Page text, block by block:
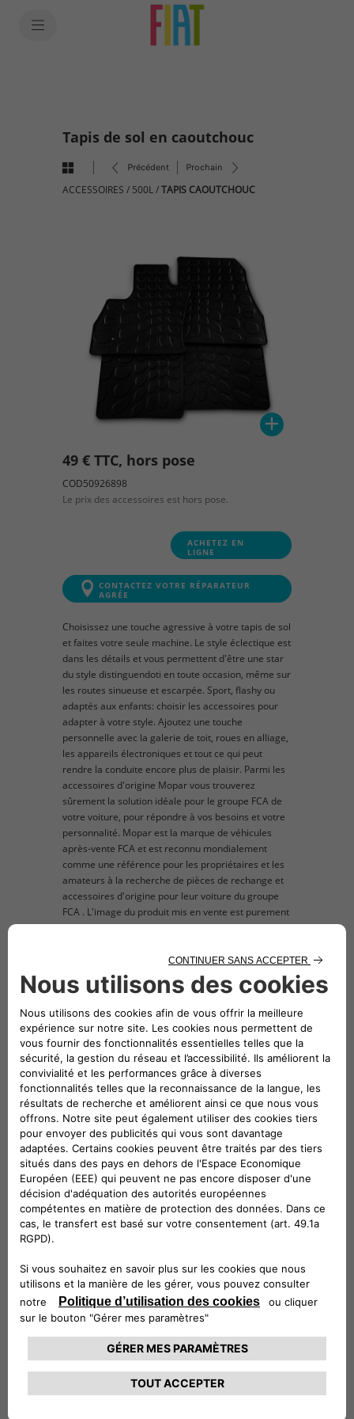
Tapis de sol en caoutchouc
Précédent Prochain
ACCESSOIRES / 500L/TAPIS CAOUTCHOUC
49 € TTC, hors pose
COD50926898
Le prix des accessoires est hors pose.
ACHETEZ EN
LIGNE
CONTACTEZ VOTRE RÉPARATEUR
AGRÉE
Choisissez une touche agressive à votre tapis de sol
et faites votre seule machine. Le style éclectique est
dans les détails et vous permettent d'être une star
du style distinguendoti en toute occasion, même sur
les routes sinueuse et escarpée. Sport, flashy ou
adaptés aux enfants: choisir les accessoires pour
adapter à votre style. Ajoutez une touche
personnelle avec la galerie de toit, roues en alliage,
les appareils électroniques et tout ce qui peut
rendre la conduite encore plus de plaisir. Parmi les
accessoires d'origine Mopar vous trouverez
sûrement la solution idéale pour le groupe FCA de
votre voiture, pour répondre à vos besoins et votre
personnalité. Mopar est la marque de véhicules
après-vente FCA et est reconnu mondialement
comme une référence pour les propriétaires et les
amateurs à la recherche de pièces de rechange et
accessoires d'origine pour leur voiture du groupe
FCA . L'image du produit mis en vente est purement
titre indicatif et d'illustration.
description technique
Kit de 4 tapis de sol en caoutchouc
personnalisés 500L. Conduite à gauche
Véhicules compatibles
Suivez-nous
CONTACTEZ LE SERVICE CLIENT
CIAO FIAT SERVICE CLIENT
00 800 342 800 00
Numéro gratuit
0080034280000